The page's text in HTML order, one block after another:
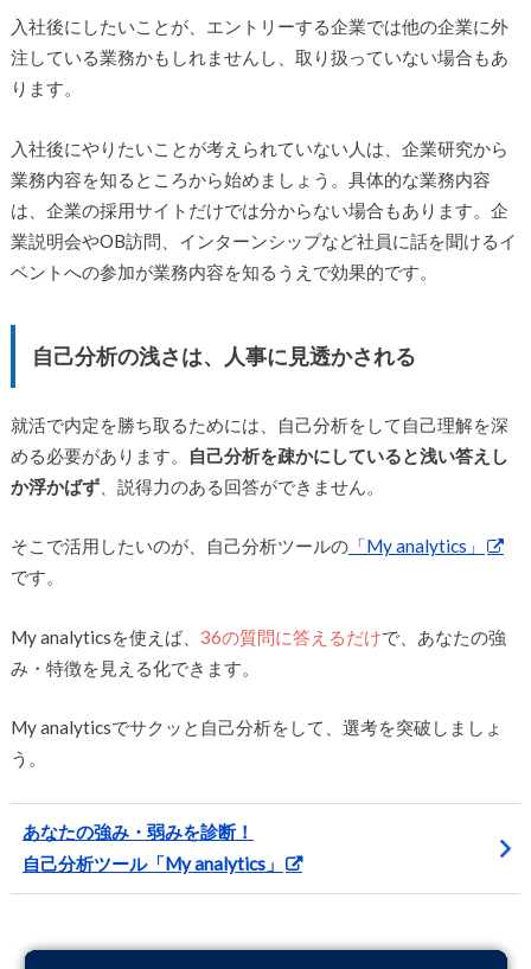
入社後にしたいことが、エントリーする企業では他の企業に外
注している業務かもしれませんし、取り扱っていない場合もあ
ります。
入社後にやりたいことが考えられていない人は、企業研究から
業務内容を知るところから始めましょう。具体的な業務内容
は、企業の採用サイトだけでは分からない場合もあります。企
業説明会やOB訪問、インターンシップなど社員に話を聞けるイ
ベントへの参加が業務内容を知るうえで効果的です。
自己分析の浅さは、人事に見透かされる
就活で内定を勝ち取るためには、自己分析をして自己理解を深
める必要があります。
自己分析を疎かにしていると浅い答えし
か浮かばず、説得力のある回答ができません。
そこで活用したいのが、自己分析ツールの「My analytics」
です。
My analyticsを使えば、 36の質問に答えるだけで、あなたの強
み・特徴を見える化できます。
My analyticsでサクッと自己分析をして、選考を突破しましょ
う。
あなたの強み・弱みを診断！
自己分析ツール「My analytics」